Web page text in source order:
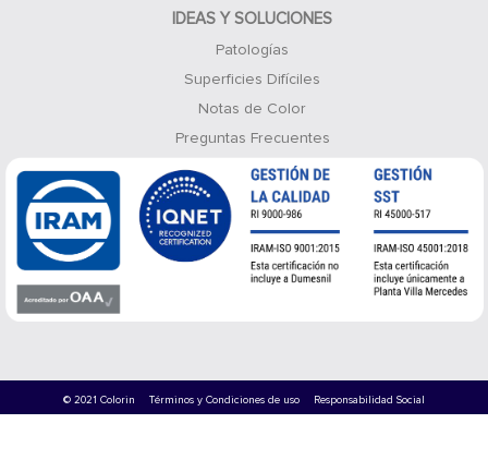
IDEAS Y SOLUCIONES
Patologías
Superficies Difíciles
Notas de Color
Preguntas Frecuentes
© 2021 Colorin Términos y Condiciones de uso Responsabilidad Social